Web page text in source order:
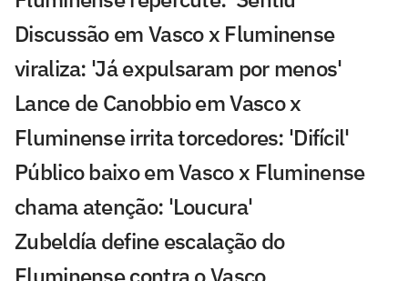
Discussão em Vasco x Fluminense
viraliza: 'Já expulsaram por menos'
Lance de Canobbio em Vasco x
Fluminense irrita torcedores: 'Difícil'
Público baixo em Vasco x Fluminense
chama atenção: 'Loucura'
Zubeldía define escalação do